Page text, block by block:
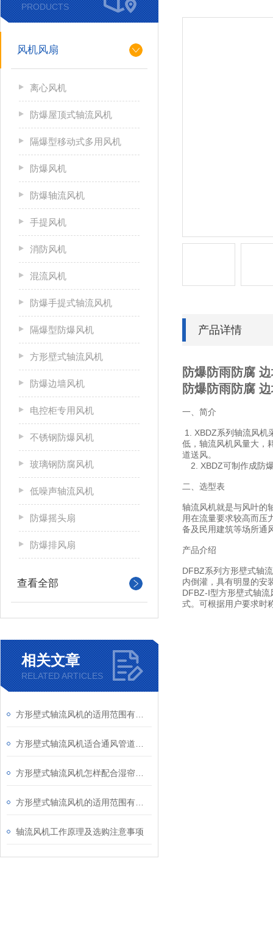
PRODUCTS
风机风扇
离心风机
防爆屋顶式轴流风机
隔爆型移动式多用风机
防爆风机
防爆轴流风机
手提风机
消防风机
混流风机
防爆手提式轴流风机
隔爆型防爆风机
方形壁式轴流风机
防爆边墙风机
电控柜专用风机
不锈钢防爆风机
玻璃钢防腐风机
低噪声轴流风机
防爆摇头扇
防爆排风扇
查看全部
相关文章
RELATED ARTICLES
轴流风机工作原理及选购注意事项
产品详情
防爆防雨防腐
防爆防雨防腐
一、简介
1. XBDZ系列轴流风机
低，轴流风机风量大，
道送风。
2. XBDZ可制作成防
二、选型表
轴流风机就是与风叶的
用在流量要求较高而压
备及民用建筑等场所通
产品介绍
DFBZ系列方形壁式轴
内倒灌，具有明显的安
DFBZ-I型方形壁式轴
式。可根据用户要求时